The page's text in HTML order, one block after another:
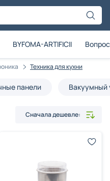
BYFOMA-ARTIFICII
Техника для кухни
панели Вакуумный
Сначала дешевле: